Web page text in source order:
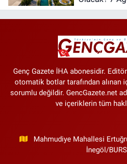
Hava Durumu
Genç Gazete İHA abonesidir.
otomatik botlar tarafından alınan
sorumlu değildir. GencGazete.net
ve içeriklerin tüm
Mahmudiye Mahallesi
İnegöl/